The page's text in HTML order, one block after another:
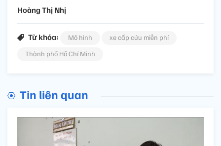
Hoàng Thị Nhị
Từ khóa: Mô hình
xe cấp cứu miễn phí
Thành phố Hồ Chí Minh
Tin liên quan